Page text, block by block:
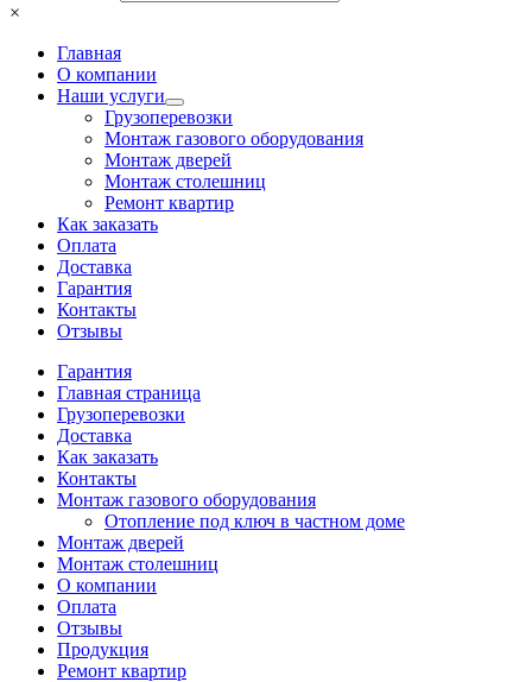
×
Главная
О компании
Наши услуги
Грузоперевозки
Монтаж газового оборудования
Монтаж дверей
Монтаж столешниц
Ремонт квартир
Как заказать
Оплата
Доставка
Гарантия
Контакты
Отзывы
Гарантия
Главная страница
Грузоперевозки
Доставка
Как заказать
Контакты
Монтаж газового оборудования
Отопление под ключ в частном доме
Монтаж дверей
Монтаж столешниц
О компании
Оплата
Отзывы
Продукция
Ремонт квартир